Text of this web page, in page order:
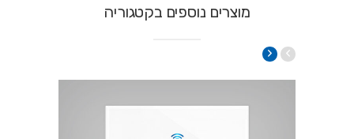
מוצרים נוספים בקטגוריה